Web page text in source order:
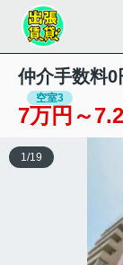
仲介手数料
空室3
7万円～
1 /19